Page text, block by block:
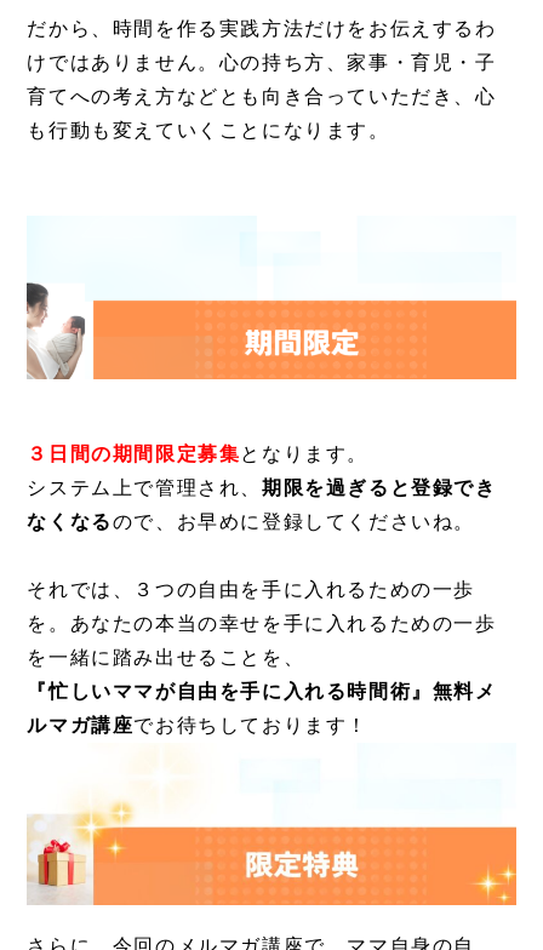
だから、時間を作る実践方法だけをお伝えするわ
けではありません。心の持ち方、家事・育児・子
育てへの考え方などとも向き合っていただき、心
も行動も変えていくことになります。
３日間の期間限定募集となります。
システム上で管理され、 期限を過ぎると登録でき
なくなるので、お早めに登録してくださいね。
それでは、３つの自由を手に入れるための一歩
を。あなたの本当の幸せを手に入れるための一歩
を一緒に踏み出せることを、
『忙しいママが自由を手に入れる時間術』無料メ
ルマガ講座でお待ちしております！